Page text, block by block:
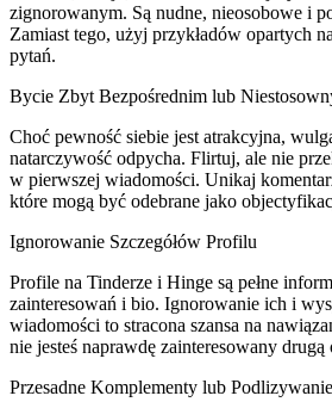
zignorowanym. Są nudne, nieosobowe i
Zamiast tego, użyj przykładów opartych
pytań.
Bycie Zbyt Bezpośrednim lub
Choć pewność siebie jest atrakcyjna,
natarczywość odpycha. Flirtuj, ale nie
w pierwszej wiadomości. Unikaj
które mogą być odebrane jako
Ignorowanie Szczegółów Profilu
Profile na Tinderze i Hinge są pełne
zainteresowań i bio. Ignorowanie ich i
wiadomości to stracona szansa na
nie jesteś naprawdę zainteresowany drugą
Przesadne Komplementy lub